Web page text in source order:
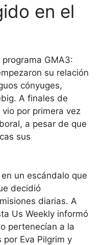
en el
GMA3:
su relación
cónyuges,
A finales de
por primera vez
a pesar de que
sus
un escándalo que
decidió
diarias. A
Us Weekly informó
pertenecían a la
Eva Pilgrim y